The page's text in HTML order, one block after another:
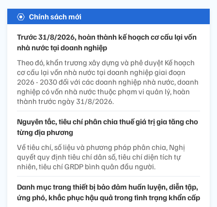
Chính sách mới
Trước 31/8/2026, hoàn thành kế hoạch cơ cấu lại vốn
nhà nước tại doanh nghiệp
Theo đó, khẩn trương xây dựng và phê duyệt Kế hoạch
cơ cấu lại vốn nhà nước tại doanh nghiệp giai đoạn
2026 - 2030 đối với các doanh nghiệp nhà nước, doanh
nghiệp có vốn nhà nước thuộc phạm vi quản lý, hoàn
thành trước ngày 31/8/2026.
Nguyên tắc, tiêu chí phân chia thuế giá trị gia tăng cho
từng địa phương
Về tiêu chí, số liệu và phương pháp phân chia, Nghị
quyết quy định tiêu chí dân số, tiêu chí diện tích tự
nhiên, tiêu chí GRDP bình quân đầu người.
Danh mục trang thiết bị bảo đảm huấn luyện, diễn tập,
ứng phó, khắc phục hậu quả trong tình trạng khẩn cấp